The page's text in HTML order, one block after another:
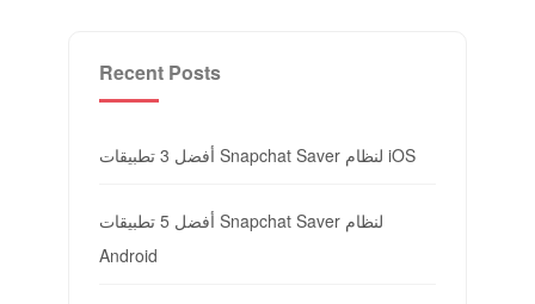
Recent Posts
أفضل 3 تطبيقات Snapchat Saver لنظام iOS
أفضل 5 تطبيقات Snapchat Saver لنظام
Android